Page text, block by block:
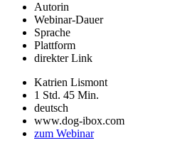
Autorin
Webinar-Dauer
Sprache
Plattform
direkter Link
Katrien Lismont
1 Std. 45 Min.
deutsch
www.dog-ibox.com
zum Webinar